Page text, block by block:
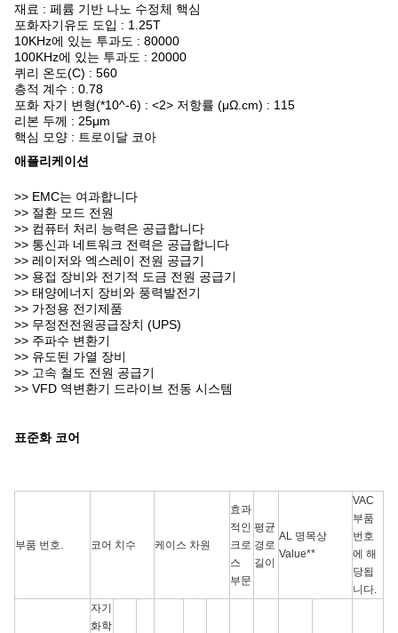
재료 : 페륨 기반 나노 수정체 핵심
포화자기유도 도입 : 1.25T
10KHz에 있는 투과도 : 80000
100KHz에 있는 투과도 : 20000
퀴리 온도(C) : 560
층적 계수 : 0.78
포화 자기 변형(*10^-6) : <2> 저항률 (μΩ.cm) : 115
리본 두께 : 25μm
핵심 모양 : 트로이달 코아
애플리케이션
>> EMC는 여과합니다
>> 절환 모드 전원
>> 컴퓨터 처리 능력은 공급합니다
>> 통신과 네트워크 전력은 공급합니다
>> 레이저와 엑스레이 전원 공급기
>> 용접 장비와 전기적 도금 전원 공급기
>> 태양에너지 장비와 풍력발전기
>> 가정용 전기제품
>> 무정전전원공급장치 (UPS)
>> 주파수 변환기
>> 유도된 가열 장비
>> 고속 철도 전원 공급기
>> VFD 역변환기 드라이브 전동 시스템
표준화 코어
부품 번호. 코어 치수 케이스 차원
효과
적인
크로
스
부문
평균
경로
길이
AL 명목상
Value**
VAC
부품
번호
에 해
당됩
니다.
자기
화학